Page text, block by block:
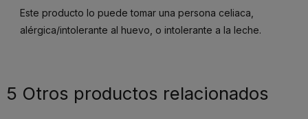
Este producto lo puede tomar una persona celiaca,
alérgica/intolerante al huevo, o intolerante a la leche.
5 Otros productos relacionados